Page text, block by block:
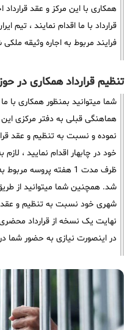
همکاری با این مرکز و عقد قرارداد
قرارداد با ما اقدام نمایند ، تیم
فرایند مربوط به اجاره وثیقه
تنظیم قرارداد همکاری در
شما میتوانید بمنظور همکاری با ما
هماهنگی قبلی به دفتر مرکزی
نموده و نسبت به تنظیم و عقد
خود در چابهار اقدام نمایید ،
ظرف مدت 1 هفته پروسه
شد. همچنین شما میتوانید از
شهری خود نسبت به تنظیم و عقد
نهایت یک نسخه از قرارداد
در اینصورت نیازی به حضور شما